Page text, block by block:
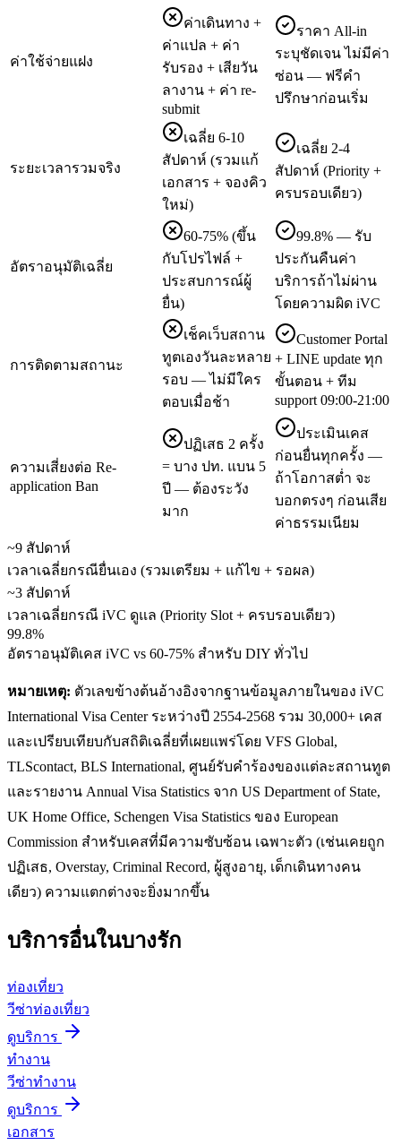
ค่าใช้จ่ายแฝง
ค่าเดินทาง +
ค่าแปล + ค่า
รับรอง + เสียวัน
ลางาน + ค่า re-
submit
ราคา All-in
ระบุชัดเจน ไม่มีค่า
ซ่อน — ฟรีคำ
ปรึกษาก่อนเริ่ม
ระยะเวลารวมจริง
เฉลี่ย 6-10
สัปดาห์ (รวมแก้
เอกสาร + จองคิว
ใหม่)
เฉลี่ย 2-4
สัปดาห์ (Priority +
ครบรอบเดียว)
อัตราอนุมัติเฉลี่ย
60-75% (ขึ้น
กับโปรไฟล์ +
ประสบการณ์ผู้
ยื่น)
99.8% — รับ
ประกันคืนค่า
บริการถ้าไม่ผ่าน
โดยความผิด iVC
การติดตามสถานะ
เช็คเว็บสถาน
ทูตเองวันละหลาย
รอบ — ไม่มีใคร
ตอบเมื่อช้า
Customer Portal
+ LINE update ทุก
ขั้นตอน + ทีม
support 09:00-21:00
ความเสี่ยงต่อ Re-
application Ban
ปฏิเสธ 2 ครั้ง
= บาง ปท. แบน 5
ปี — ต้องระวัง
มาก
ประเมินเคส
ก่อนยื่นทุกครั้ง —
ถ้าโอกาสต่ำ จะ
บอกตรงๆ ก่อนเสีย
ค่าธรรมเนียม
~9 สัปดาห์
เวลาเฉลี่ยกรณียื่นเอง (รวมเตรียม + แก้ไข + รอผล)
~3 สัปดาห์
เวลาเฉลี่ยกรณี iVC ดูแล (Priority Slot + ครบรอบเดียว)
99.8%
อัตราอนุมัติเคส iVC vs 60-75% สำหรับ DIY ทั่วไป
หมายเหตุ: ตัวเลขข้างต้นอ้างอิงจากฐานข้อมูลภายในของ iVC
International Visa Center ระหว่างปี 2554-2568 รวม 30,000+ เคส
และเปรียบเทียบกับสถิติเฉลี่ยที่เผยแพร่โดย VFS Global,
TLScontact, BLS International, ศูนย์รับคำร้องของแต่ละสถานทูต
และรายงาน Annual Visa Statistics จาก US Department of State,
UK Home Office, Schengen Visa Statistics ของ European
Commission สำหรับเคสที่มีความซับซ้อน เฉพาะตัว (เช่นเคยถูก
ปฏิเสธ, Overstay, Criminal Record, ผู้สูงอายุ, เด็กเดินทางคน
เดียว) ความแตกต่างจะยิ่งมากขึ้น
บริการอื่นในบางรัก
ท่องเที่ยว
วีซ่าท่องเที่ยว
ดูบริการ
ทำงาน
วีซ่าทำงาน
ดูบริการ
เอกสาร